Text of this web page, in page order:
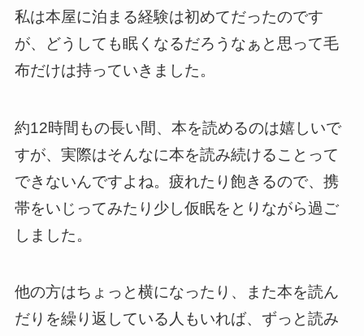
私は本屋に泊まる経験は初めてだったのです
が、どうしても眠くなるだろうなぁと思って毛
布だけは持っていきました。
約12時間もの長い間、本を読めるのは嬉しいで
すが、実際はそんなに本を読み続けることって
できないんですよね。疲れたり飽きるので、携
帯をいじってみたり少し仮眠をとりながら過ご
しました。
他の方はちょっと横になったり、また本を読ん
だりを繰り返している人もいれば、ずっと読み